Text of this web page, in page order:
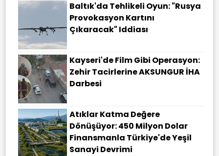
Baltık'da Tehlikeli Oyun: "Rusya
Provokasyon Kartını
Çıkaracak" Iddiası
Kayseri'de Film Gibi Operasyon:
Zehir Tacirlerine AKSUNGUR İHA
Darbesi
Atıklar Katma Değere
Dönüşüyor: 450 Milyon Dolar
Finansmanla Türkiye'de Yeşil
Sanayi Devrimi